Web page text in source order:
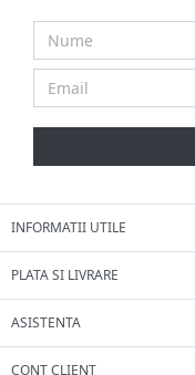
INFORMATII UTILE
PLATA SI LIVRARE
ASISTENTA
CONT CLIENT